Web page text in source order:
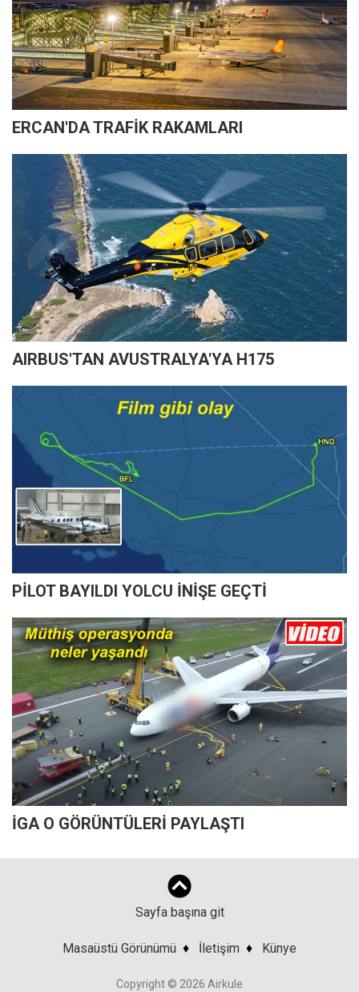
ERCAN'DA TRAFİK RAKAMLARI
AIRBUS'TAN AVUSTRALYA'YA H175
PİLOT BAYILDI YOLCU İNİŞE GEÇTİ
İGA O GÖRÜNTÜLERİ PAYLAŞTI
Sayfa başına git
Masaüstü Görünümü ♦ İletişim ♦ Künye
Copyright © 2026 Airkule